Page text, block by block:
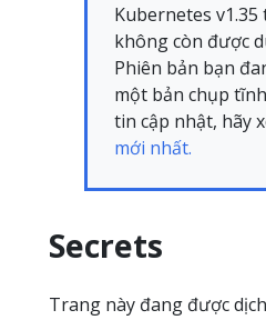
Kubernetes v1.35
không còn được
Phiên bản bạn
một bản chụp
tin cập nhật, hãy
mới nhất.
Secrets
Trang này đang được